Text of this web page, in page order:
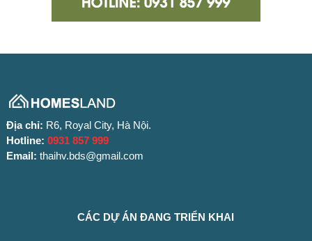
Địa chỉ: R6, Royal City, Hà Nội.
Hotline: 0931 857 999
Email: thaihv.bds@gmail.com
CÁC DỰ ÁN ĐANG TRIỂN KHAI